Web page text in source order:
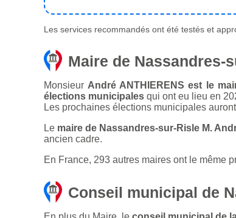
Les services recommandés ont été testés et
Maire de Nassandres-
Monsieur André ANTHIERENS est le
élections municipales qui ont eu lieu en
Les prochaines élections municipales
Le maire de Nassandres-sur-Risle M.
ancien cadre.
En France, 293 autres maires ont le même
Conseil municipal de